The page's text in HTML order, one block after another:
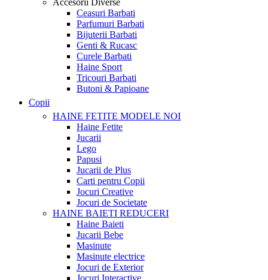
Accesorii Diverse
Ceasuri Barbati
Parfumuri Barbati
Bijuterii Barbati
Genti & Rucasc
Curele Barbati
Haine Sport
Tricouri Barbati
Butoni & Papioane
Copii
HAINE FETITE MODELE NOI
Haine Fetite
Jucarii
Lego
Papusi
Jucarii de Plus
Carti pentru Copii
Jocuri Creative
Jocuri de Societate
HAINE BAIETI REDUCERI
Haine Baieti
Jucarii Bebe
Masinute
Masinute electrice
Jocuri de Exterior
Jocuri Interactive